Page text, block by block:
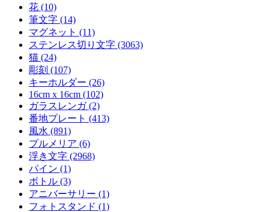
花 (10)
筆文字 (14)
マグネット (11)
ステンレス切り文字 (3063)
猫 (24)
彫刻 (107)
キーホルダー (26)
16cm x 16cm (102)
ガラスレンガ (2)
番地プレート (413)
風水 (891)
プルメリア (6)
浮き文字 (2968)
パイン (1)
ボトル (3)
アニバーサリー (1)
フォトスタンド (1)